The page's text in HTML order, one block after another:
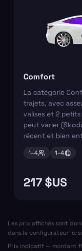
Comfort
La catégorie
trajets, avec
valises et 2
peut varier
récent et bien
1–4 1–4
217 $US
Les prix affichés sont
dans le configurateur
Prix indicatif — montant